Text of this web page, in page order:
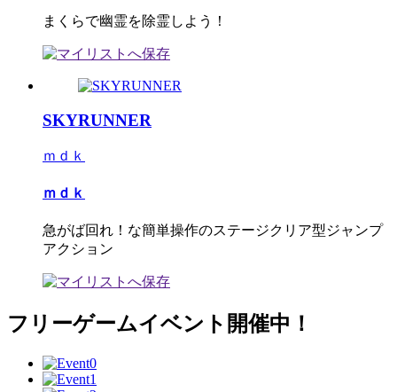
まくらで幽霊を除霊しよう！
SKYRUNNER
ｍｄｋ
ｍｄｋ
急がば回れ！な簡単操作のステージクリア型ジャンプ
アクション
フリーゲームイベント開催中！